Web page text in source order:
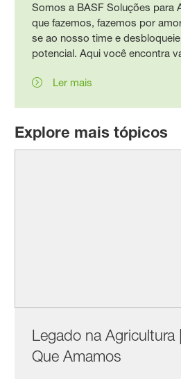
Somos a BASF Soluções para
que fazemos, fazemos por
se ao nosso time e
potencial. Aqui você encontra
Ler mais
Explore mais tópicos
Legado na Agricultura
Que Amamos